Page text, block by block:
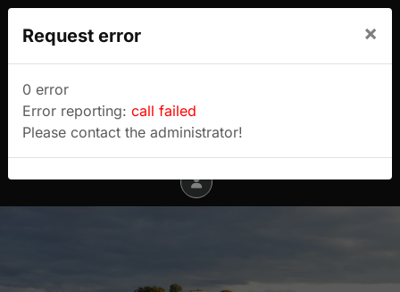
Sulyok Gábor túrablogja
Menu
Request error ×
0 error
Error reporting: call failed
Please contact the administrator!